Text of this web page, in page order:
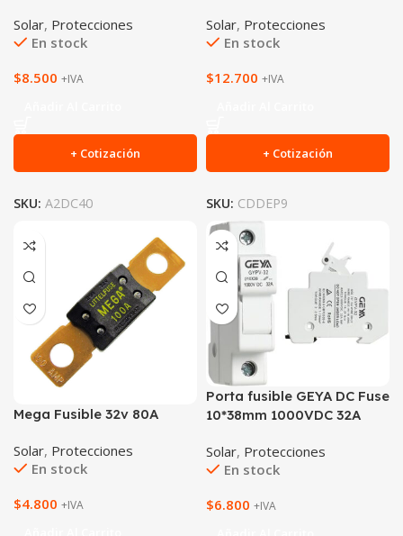
Solar, Protecciones
En stock
$8.500 +IVA
+ Cotización
SKU: A2DC40
Solar, Protecciones
En stock
$12.700 +IVA
+ Cotización
SKU: CDDEP9
Mega Fusible 32v 80A
Solar, Protecciones
En stock
$4.800 +IVA
Porta fusible GEYA DC Fuse
10*38mm 1000VDC 32A
Solar, Protecciones
En stock
$6.800 +IVA